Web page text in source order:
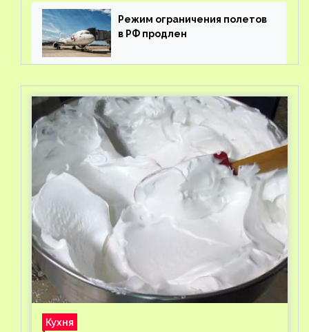
Режим ограничения полетов
в РФ продлен
Кухня